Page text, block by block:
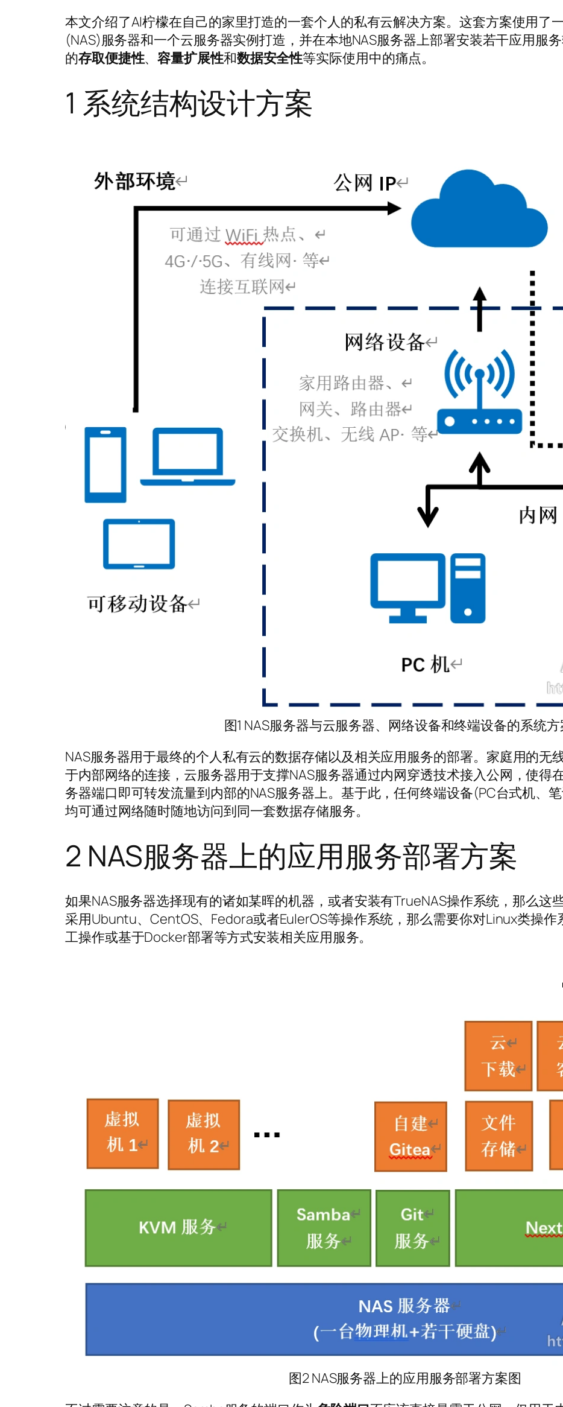
本文介绍了AI柠檬在自己的家里打造的一套个人的私有云解决方案。这套方案使用了
(NAS)服务器和一个云服务器实例打造，并在本地NAS服务器上部署安装若干应用服
的存取便捷性、容量扩展性和数据安全性等实际使用中的痛点。
1 系统结构设计方案
图1 NAS服务器与云服务器、网络设备和终端设备的系统
NAS服务器用于最终的个人私有云的数据存储以及相关应用服务的部署。家庭用的无
于内部网络的连接，云服务器用于支撑NAS服务器通过内网穿透技术接入公网，使得
务器端口即可转发流量到内部的NAS服务器上。基于此，任何终端设备(PC台式机、
均可通过网络随时随地访问到同一套数据存储服务。
2 NAS服务器上的应用服务部署方案
如果NAS服务器选择现有的诸如某晖的机器，或者安装有TrueNAS操作系统，那么这
采用Ubuntu、CentOS、Fedora或者EulerOS等操作系统，那么需要你对Linux类操
工操作或基于Docker部署等方式安装相关应用服务。
图2 NAS服务器上的应用服务部署方案图